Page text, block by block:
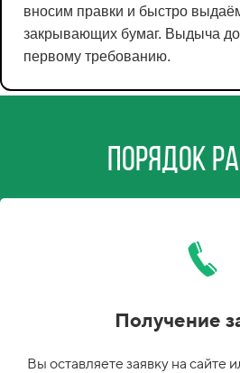
вносим правки и быстро
закрывающих бумаг. Выдыча
первому требованию.
Порядок
Получение
Вы оставляете заявку на сайте